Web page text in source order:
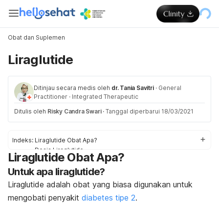
Obat dan Suplemen
Liraglutide
Ditinjau secara medis oleh dr. Tania Savitri · General
Practitioner · Integrated Therapeutic
Ditulis oleh Risky Candra Swari · Tanggal diperbarui 18/03/2021
Indeks: Liraglutide Obat Apa?
Dosis Liraglutide
Efek samping Liraglutide
Peringatan dan Perhatian Obat Liraglutide
Interaksi Obat Liraglutide
Overdosis Liraglutide
Liraglutide Obat Apa?
Untuk apa liraglutide?
Liraglutide adalah obat yang biasa digunakan untuk
mengobati penyakit diabetes tipe 2.